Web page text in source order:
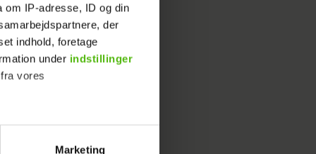
IP-adresse, ID og din
der
indhold, foretage
under indstillinger
vores
Marketing